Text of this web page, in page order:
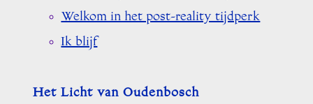
Welkom in het post-reality tijdperk
Ik blijf
Het Licht van Oudenbosch